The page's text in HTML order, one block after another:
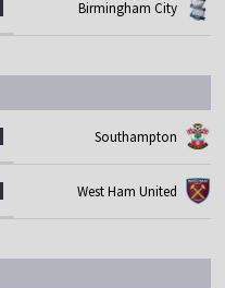
Birmingham City
Southampton
West Ham United